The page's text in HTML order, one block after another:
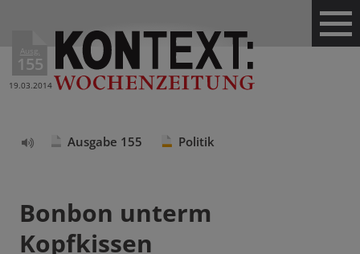
Ausg.
155
19.03.2014
Ausgabe 155 Politik
Bonbon unterm
Kopfkissen